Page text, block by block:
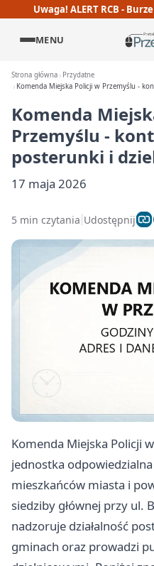
Uwaga! ALERT RCB -
MENU
Strona główna
Przydatne
Komenda Miejska Policji w Przemyślu -
Komenda
Przemyślu -
posterunki i
17 maja 2026
5 min czytania Udostępnij
Komenda Miejska Policji
jednostka
mieszkańców miasta i
siedziby głównej przy ul.
nadzoruje działalność
gminach oraz prowadzi